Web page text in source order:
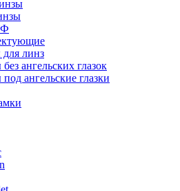
линз
ангельских глазок
ангельские глазки